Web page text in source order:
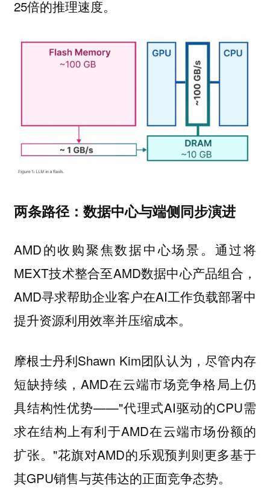
25倍的推理速度。
两条路径：数据中心与端侧同步演进
AMD的收购聚焦数据中心场景。通过将
MEXT技术整合至AMD数据中心产品组合，
AMD寻求帮助企业客户在AI工作负载部署中
提升资源利用效率并压缩成本。
摩根士丹利Shawn Kim团队认为，尽管内存
短缺持续，AMD在云端市场竞争格局上仍
具结构性优势——"代理式AI驱动的CPU需
求在结构上有利于AMD在云端市场份额的
扩张。"花旗对AMD的乐观预判则更多基于
其GPU销售与英伟达的正面竞争态势。